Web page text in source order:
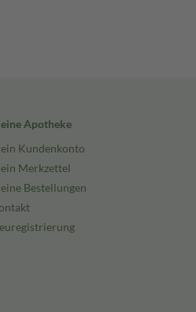
Apotheke
Kundenkonto
Merkzettel
Bestellungen